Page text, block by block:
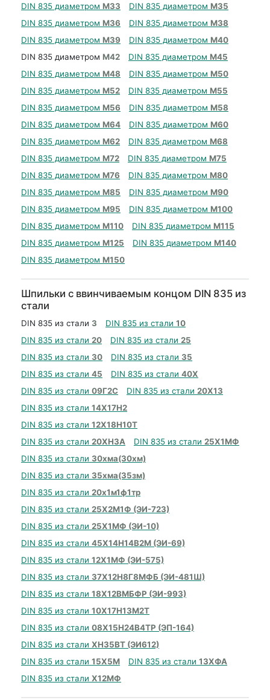
DIN 835 диаметром М33 DIN 835 диаметром М35
DIN 835 диаметром М36 DIN 835 диаметром М38
DIN 835 диаметром М39 DIN 835 диаметром М40
DIN 835 диаметром М42 DIN 835 диаметром М45
DIN 835 диаметром М48 DIN 835 диаметром М50
DIN 835 диаметром М52 DIN 835 диаметром М55
DIN 835 диаметром М56 DIN 835 диаметром М58
DIN 835 диаметром М64 DIN 835 диаметром М60
DIN 835 диаметром М62 DIN 835 диаметром М68
DIN 835 диаметром М72 DIN 835 диаметром М75
DIN 835 диаметром М76 DIN 835 диаметром М80
DIN 835 диаметром М85 DIN 835 диаметром М90
DIN 835 диаметром М95 DIN 835 диаметром М100
DIN 835 диаметром М110 DIN 835 диаметром М115
DIN 835 диаметром М125 DIN 835 диаметром М140
DIN 835 диаметром М150
Шпильки с ввинчиваемым концом DIN 835 из
стали
DIN 835 из стали 3 DIN 835 из стали 10
DIN 835 из стали 20 DIN 835 из стали 25
DIN 835 из стали 30 DIN 835 из стали 35
DIN 835 из стали 45 DIN 835 из стали 40Х
DIN 835 из стали 09Г2С DIN 835 из стали 20Х13
DIN 835 из стали 14Х17Н2
DIN 835 из стали 12Х18Н10Т
DIN 835 из стали 20ХН3А DIN 835 из стали 25Х1МФ
DIN 835 из стали 30хма(30хм)
DIN 835 из стали 35хма(35зм)
DIN 835 из стали 20х1м1ф1тр
DIN 835 из стали 25Х2М1Ф (ЭИ-723)
DIN 835 из стали 25Х1МФ (ЭИ-10)
DIN 835 из стали 45Х14Н14В2М (ЭИ-69)
DIN 835 из стали 12Х1МФ (ЭИ-575)
DIN 835 из стали 37Х12Н8Г8МФБ (ЭИ-481Ш)
DIN 835 из стали 18Х12ВМБФР (ЭИ-993)
DIN 835 из стали 10Х17Н13М2Т
DIN 835 из стали 08Х15Н24В4ТР (ЭП-164)
DIN 835 из стали ХН35ВТ (ЭИ612)
DIN 835 из стали 15Х5М DIN 835 из стали 13ХФА
DIN 835 из стали Х12МФ